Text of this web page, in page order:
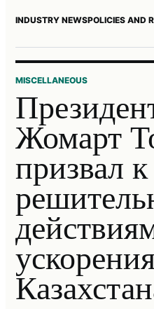
INDUSTRY NEWSPOLICIES AND
MISCELLANEOUS
Жомарт
призвал к